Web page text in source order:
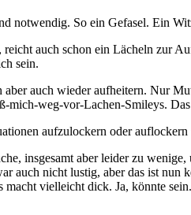
notwendig. So ein Gefasel. Ein
auch schon ein Lächeln zur
sein.
auch wieder aufheitern. Nur
mich-weg-vor-Lachen-Smileys.
aufzulockern oder
insgesamt aber leider zu
auch nicht lustig, aber das ist
vielleicht dick. Ja, könnte